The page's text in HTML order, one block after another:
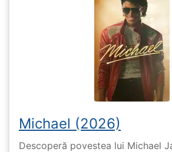
Michael (2026)
Descoperă povestea lui Michael